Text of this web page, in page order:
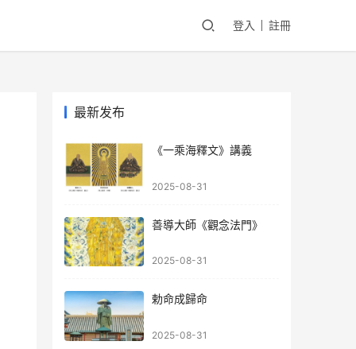
登入 註冊
最新发布
《一乘海釋文》講義
2025-08-31
善導大師《觀念法門》
2025-08-31
勅命成歸命
2025-08-31